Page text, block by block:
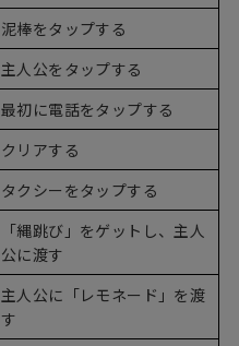
泥棒をタップする
主人公をタップする
最初に電話をタップする
クリアする
タクシーをタップする
「縄跳び」をゲットし、主人
公に渡す
主人公に「レモネード」を渡
す